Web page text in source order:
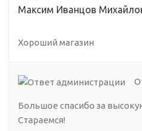
Максим Иванцов
Хороший магазин
Большое спасибо за
Стараемся!